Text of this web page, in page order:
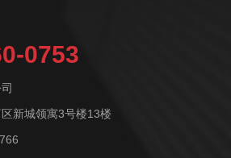
0753
新城领寓3号楼13楼